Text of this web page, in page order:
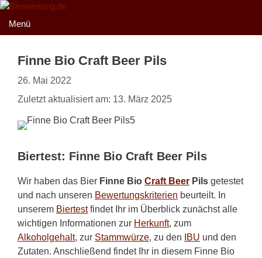
Zum
Inhalt
springen
Menü
Finne Bio Craft Beer Pils
26. Mai 2022
Zuletzt aktualisiert am: 13. März 2025
Biertest: Finne Bio Craft Beer Pils
Wir haben das Bier Finne Bio Craft Beer Pils getestet
und nach unseren Bewertungskriterien beurteilt. In
unserem Biertestfindet Ihr im Überblick zunächst alle
wichtigen Informationen zur Herkunft, zum
Alkoholgehalt, zur Stammwürze, zu den IBU und den
Zutaten. Anschließend findet Ihr in diesem Finne Bio